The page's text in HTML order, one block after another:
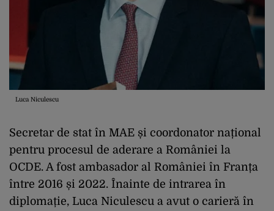
Luca Niculescu
Secretar de stat în MAE și coordonator național
pentru procesul de aderare a României la
OCDE. A fost ambasador al României în Franța
între 2016 și 2022. Înainte de intrarea în
diplomație, Luca Niculescu a avut o carieră în